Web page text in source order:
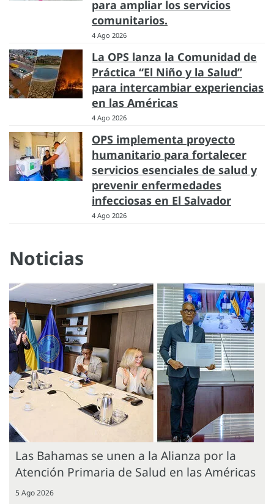
para ampliar los servicios
comunitarios.
4 Ago 2026
La OPS lanza la Comunidad de
Práctica “El Niño y la Salud”
para intercambiar experiencias
en las Américas
4 Ago 2026
OPS implementa proyecto
humanitario para fortalecer
servicios esenciales de salud y
prevenir enfermedades
infecciosas en El Salvador
4 Ago 2026
Noticias
Las Bahamas se unen a la Alianza por la
Atención Primaria de Salud en las Américas
5 Ago 2026